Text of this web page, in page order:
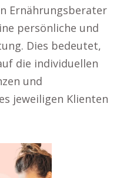
Ernährungsberater
persönliche und
Dies bedeutet,
die individuellen
und
jeweiligen Klienten